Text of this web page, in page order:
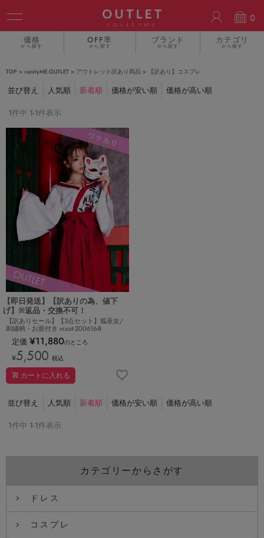
0
価格
から探す
OFF率
から探す
ブランド
から探す
カテゴリ
から探す
TOP vanityME.OUTLET アウトレット訳あり商品 【訳あり】コスプレ
並び替え 人気順 新着順 価格が安い順
価格が高い順
1件中 1-1件表示
【即日発送】【訳ありの為、値下
げ】※返品・交換不可！
【訳ありセール】【3点セット】狐巫女/
刺繍柄・お面付き vcsot-200616-B
定価 ¥11,880のところ
¥5,500 税込
カートに入れる
並び替え 人気順 新着順 価格が安い順
価格が高い順
1件中 1-1件表示
カテゴリーからさがす
ドレス
コスプレ